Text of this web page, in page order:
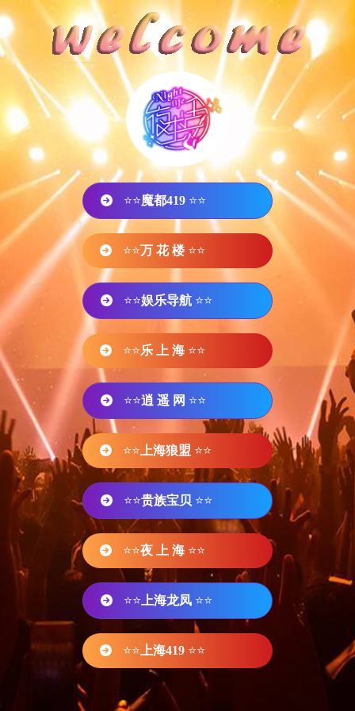
⭐⭐魔都419 ⭐⭐
⭐⭐万 花 楼 ⭐⭐
⭐⭐娱乐导航 ⭐⭐
⭐⭐乐 上 海 ⭐⭐
⭐⭐逍 遥 网 ⭐⭐
⭐⭐ 上海狼盟 ⭐⭐
⭐⭐贵族宝贝 ⭐⭐
⭐⭐夜 上 海 ⭐⭐
⭐⭐ 上海龙凤 ⭐⭐
⭐⭐ 上海419 ⭐⭐